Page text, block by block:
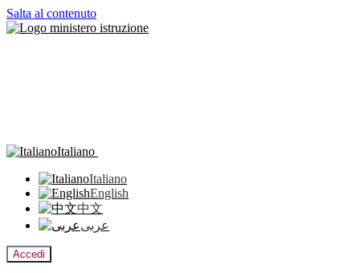
Salta al contenuto
Italiano
Italiano
English
中文
عربى
Accedi